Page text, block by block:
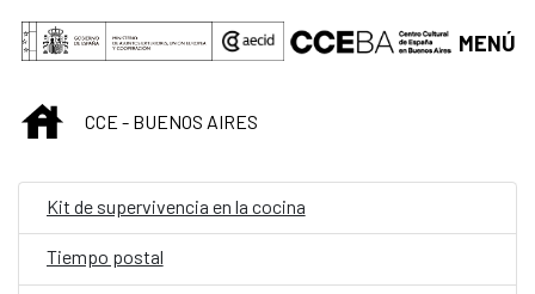
Saltar al contenido principal
MENÚ
INICIOCCE - BUENOS AIRES
Kit de supervivencia en la cocina
Tiempo postal